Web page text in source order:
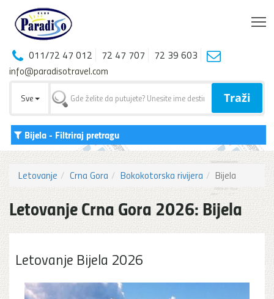
011/72 47 012 72 47 707
72 39 603
info@paradisotravel.com
Sve Traži
Bijela- Filtriraj pretragu
Letovanje Crna Gora Bokokotorska rivijera Bijela
Letovanje Crna Gora 2026: Bijela
Letovanje Bijela 2026